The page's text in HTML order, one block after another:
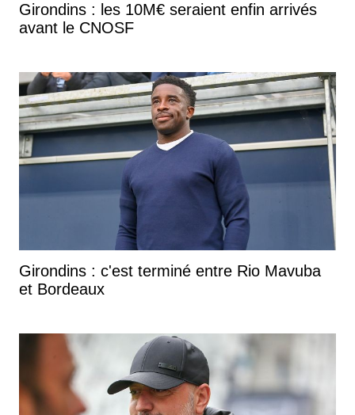
Girondins : les 10M€ seraient enfin arrivés
avant le CNOSF
Girondins : c'est terminé entre Rio Mavuba
et Bordeaux